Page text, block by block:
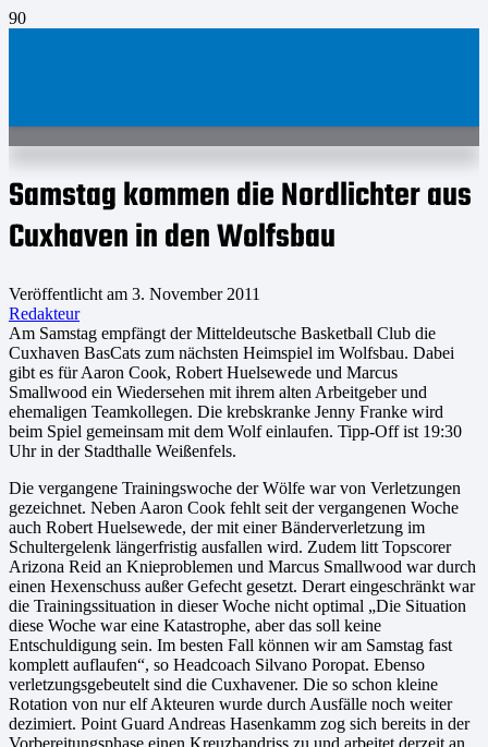
Samstag kommen die Nordlichter aus
Cuxhaven in den Wolfsbau
Veröffentlicht am 3. November 2011
Redakteur
Am Samstag empfängt der Mitteldeutsche Basketball Club die
Cuxhaven BasCats zum nächsten Heimspiel im Wolfsbau. Dabei
gibt es für Aaron Cook, Robert Huelsewede und Marcus
Smallwood ein Wiedersehen mit ihrem alten Arbeitgeber und
ehemaligen Teamkollegen. Die krebskranke Jenny Franke wird
beim Spiel gemeinsam mit dem Wolf einlaufen. Tipp-Off ist 19:30
Uhr in der Stadthalle Weißenfels.
Die vergangene Trainingswoche der Wölfe war von Verletzungen
gezeichnet. Neben Aaron Cook fehlt seit der vergangenen Woche
auch Robert Huelsewede, der mit einer Bänderverletzung im
Schultergelenk längerfristig ausfallen wird. Zudem litt Topscorer
Arizona Reid an Knieproblemen und Marcus Smallwood war durch
einen Hexenschuss außer Gefecht gesetzt. Derart eingeschränkt war
die Trainingssituation in dieser Woche nicht optimal „Die Situation
diese Woche war eine Katastrophe, aber das soll keine
Entschuldigung sein. Im besten Fall können wir am Samstag fast
komplett auflaufen“, so Headcoach Silvano Poropat. Ebenso
verletzungsgebeutelt sind die Cuxhavener. Die so schon kleine
Rotation von nur elf Akteuren wurde durch Ausfälle noch weiter
dezimiert. Point Guard Andreas Hasenkamm zog sich bereits in der
Vorbereitungsphase einen Kreuzbandriss zu und arbeitet derzeit an